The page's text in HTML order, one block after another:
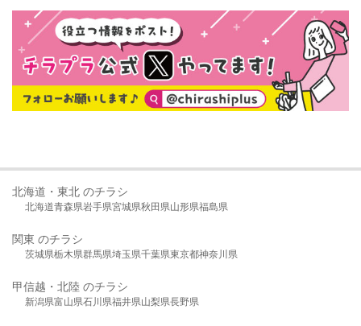
北海道・東北 のチラシ
北海道青森県岩手県宮城県秋田県山形県福島県
関東 のチラシ
茨城県栃木県群馬県埼玉県千葉県東京都神奈川県
甲信越・北陸 のチラシ
新潟県富山県石川県福井県山梨県長野県